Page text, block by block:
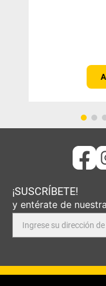
¡SUSCRÍBETE!
y entérate de